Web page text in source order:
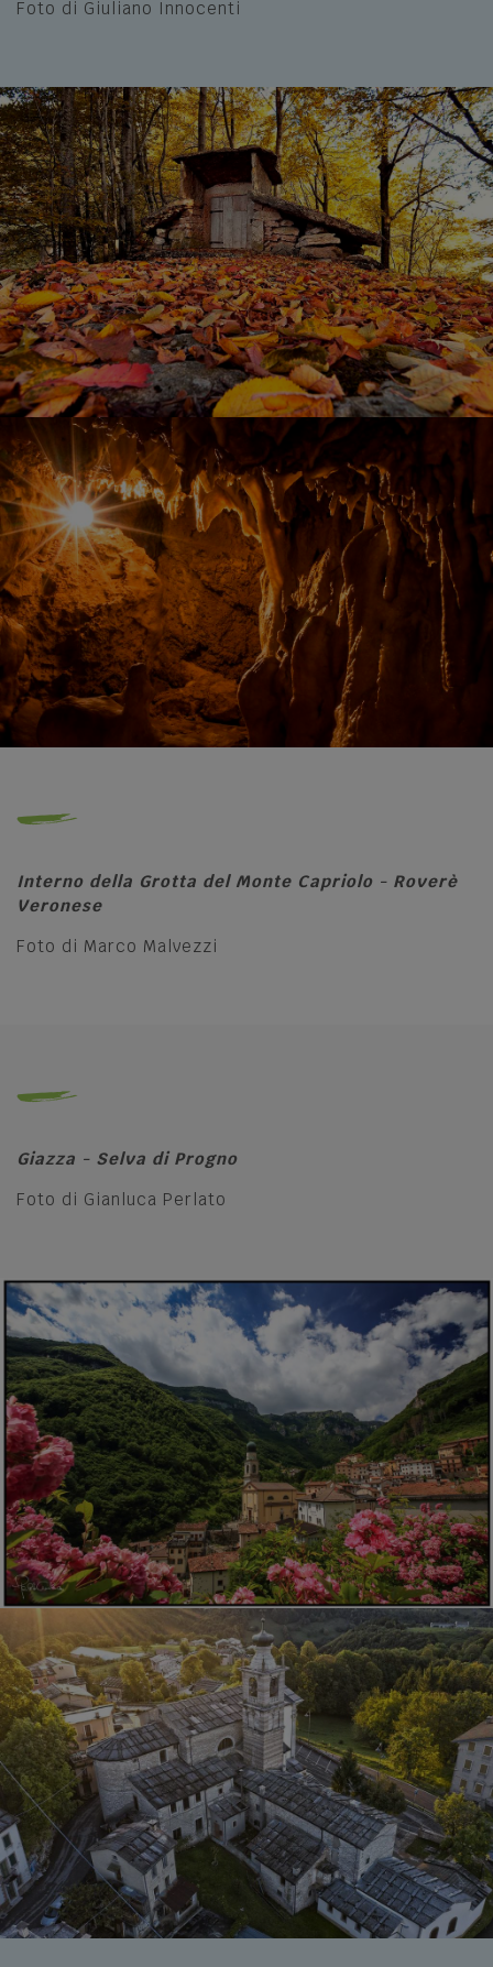
Foto di Giuliano Innocenti
Interno della Grotta del Monte Capriolo - Roverè
Veronese
Foto di Marco Malvezzi
Giazza - Selva di Progno
Foto di Gianluca Perlato